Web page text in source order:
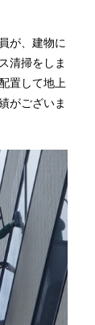
が、建物に
清掃をしま
置して地上
がございま